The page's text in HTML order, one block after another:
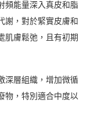
頻能量深入真皮和脂
謝，對於緊實皮膚和
肌膚鬆弛，且有初期
深層組織，增加微循
物，特別適合中度以